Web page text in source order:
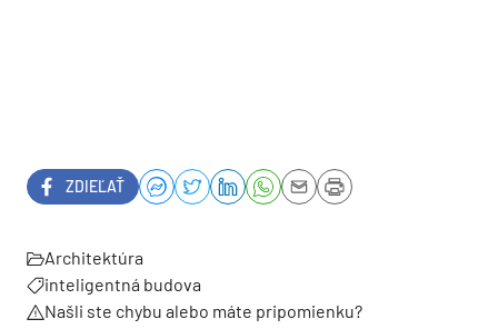
ZDIEĽAŤ
Architektúra
inteligentná budova
Našli ste chybu alebo máte pripomienku?